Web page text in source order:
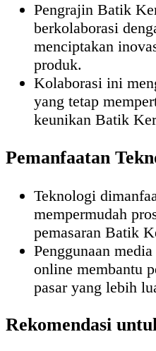
Pengrajin Batik
berkolaborasi
menciptakan
produk.
Kolaborasi ini
yang tetap
keunikan Batik
Pemanfaatan
Teknologi
mempermudah
pemasaran Batik
Penggunaan
online membantu
pasar yang lebih
Rekomendasi